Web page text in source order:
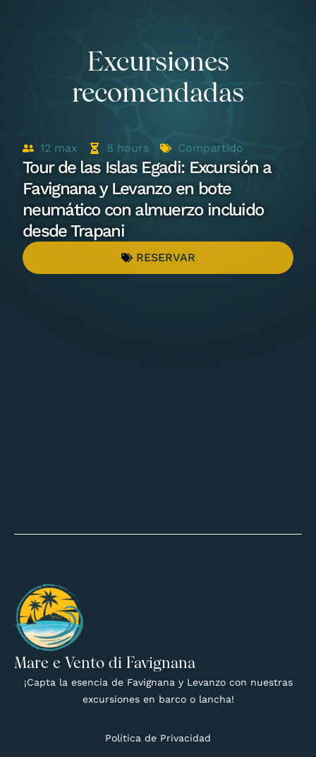
Excursiones
recomendadas
12 max 8 hours Compartido
Tour de las Islas Egadi: Excursión a
Favignana y Levanzo en bote
neumático con almuerzo incluido
desde Trapani
RESERVAR
Mare e Vento di Favignana
¡Capta la esencia de Favignana y Levanzo con nuestras
excursiones en barco o lancha!
Política de Privacidad